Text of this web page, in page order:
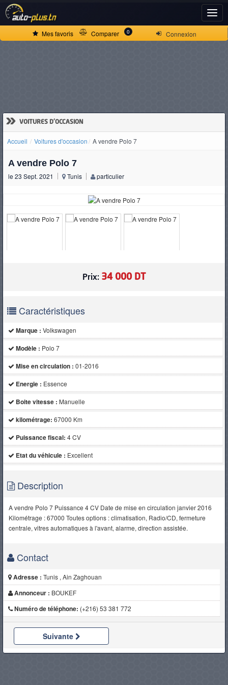
Connexion
Mes favoris Comparer 0
» VOITURES D'OCCASION
Accueil Voitures d'occasion A vendre Polo 7
A vendre Polo 7
le 23 Sept. 2021 Tunis particulier
Prix: 34 000 DT
Caractéristiques
Marque : Volkswagen
Modèle : Polo 7
Mise en circulation : 01-2016
Energie : Essence
Boite vitesse : Manuelle
kilométrage: 67000 Km
Puissance fiscal: 4 CV
Etat du véhicule : Excellent
Description
A vendre Polo 7 Puissance 4 CV Date de mise en circulation janvier 2016
Kilométrage : 67000 Toutes options : climatisation, Radio/CD, fermeture
centrale, vitres automatiques à l'avant, alarme, direction assistée.
Contact
Adresse : Tunis , Ain Zaghouan
Annonceur : BOUKEF
Numéro de téléphone: (+216) 53 381 772
Suivante
ACCUEIL
D'OCCASION